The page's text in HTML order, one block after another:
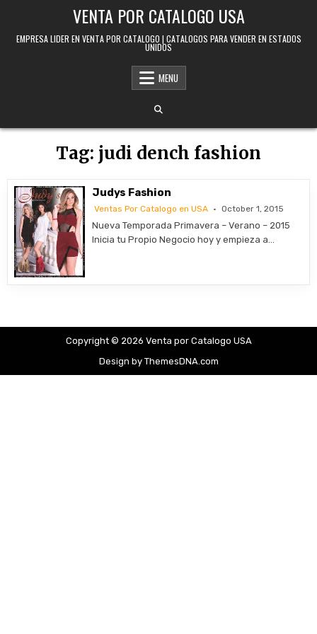
VENTA POR CATALOGO USA
EMPRESA LIDER EN VENTA POR CATALOGO | CATALOGOS PARA VENDER EN ESTADOS
UNIDOS
MENU
Tag: judi dench fashion
Judys Fashion
Ventas Por Catalogo en USA October 1, 2015
Nueva Temporada Primavera – Verano – 2015
Inicia tu Propio Negocio hoy y empieza a…
Copyright © 2026 Venta por Catalogo USA
Design by ThemesDNA.com